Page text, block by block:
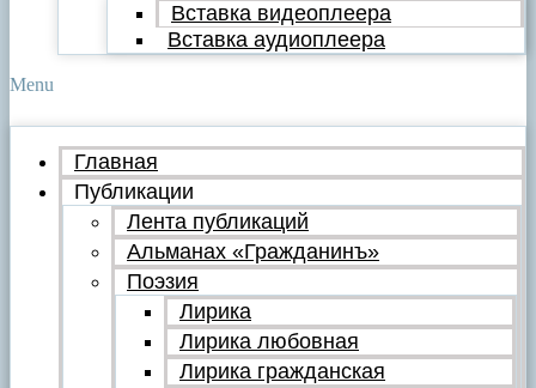
Вставка видеоплеера
Вставка аудиоплеера
Menu
Главная
Публикации
Лента публикаций
Альманах «Гражданинъ»
Поэзия
Лирика
Лирика любовная
Лирика гражданская